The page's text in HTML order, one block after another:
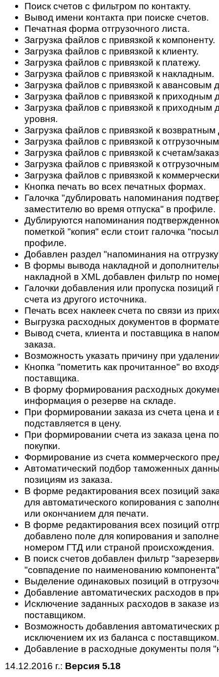
Поиск счетов с фильтром по контакту.
Вывод имени контакта при поиске счетов.
Печатная форма отгрузочного листа.
Загрузка файлов с привязкой к компоненту.
Загрузка файлов с привязкой к клиенту.
Загрузка файлов с привязкой к платежу.
Загрузка файлов с привязкой к накладным.
Загрузка файлов с привязкой к авансовым
Загрузка файлов с привязкой к приходным
Загрузка файлов с привязкой к приходным
уровня.
Загрузка файлов с привязкой к
Загрузка файлов с привязкой к
Загрузка файлов с привязкой к счетам/
Загрузка файлов с привязкой к
Загрузка файлов с привязкой к
Кнопка печать во всех печатных формах.
Галочка "дублировать напоминания
заместителю во время отпуска" в профиле.
Дублируются напоминания
пометкой "копия" если стоит галочка
профиле.
Добавлен раздел "напоминания на
В формы вывода накладной и
накладной в XML добавлен фильтр по
Галочки добавления или пропуска
счета из другого источника.
Печать всех наклеек счета по связи из
Выгрузка расходных документов в
Вывод счета, клиента и поставщика в
заказа.
Возможность указать причину при
Кнопка "пометить как прочитанное" во
поставщика.
В форму формирования расходных
информация о резерве на складе.
При формировании заказа из счета цена и
подставляется в цену.
При формировании счета из заказа цена
покупки.
Формирование из счета коммерческого
Автоматический подбор таможенных
позициям из заказа.
В форме редактирования всех позиций
для автоматического копирования с
или окончанием для печати.
В форме редактирования всех позиций
добавлено поле для копирования и
номером ГТД или страной происхождения.
В поиск счетов добавлен фильтр
"совпадение по наименованию
Выделение одинаковых позиций в
Добавление автоматических расходов в
Исключение заданных расходов в заказе
поставщиком.
Возможность добавления автоматических
исключением их из баланса с поставщиком.
Добавление в расходные документы поля
14.12.2016 г.: Версия 5.18